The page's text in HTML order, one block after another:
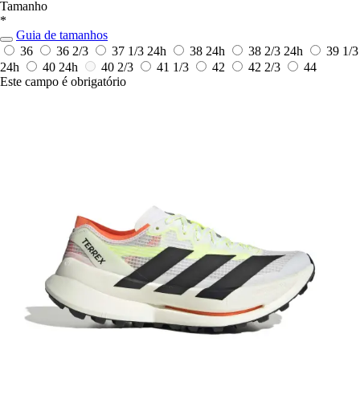
Tamanho
*
Guia de tamanhos
36
36 2/3 37 1/3 24h 38 24h 38 2/3 24h
39 1/3
24h
40 24h 40 2/3 41 1/3 42 42 2/3
44
Este campo é obrigatório